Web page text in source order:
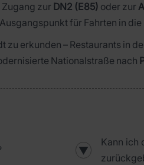
zur DN2 (E85) oder zur
für Fahrten in die
zu erkunden – Restaurants in
Nationalstraße nach
▼
Kann ich